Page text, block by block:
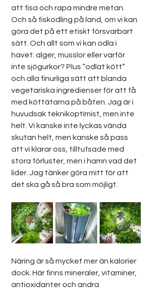
att fisa och rapa mindre metan.
Och så fiskodling på land, om vi kan
göra det på ett etiskt försvarbart
sätt. Och allt som vi kan odla i
havet: alger, musslor eller varför
inte sjögurkor? Plus ”odlat kött”
och alla finurliga sätt att blanda
vegetariska ingredienser för att få
med köttätarna på båten. Jag är i
huvudsak teknikoptimist, men inte
helt. Vi kanske inte lyckas vända
skutan helt, men kanske så pass
att vi klarar oss, tilltufsade med
stora förluster, men i hamn vad det
lider. Jag tänker göra mitt för att
det ska gå så bra som möjligt.
Näring är så mycket mer än kalorier
dock. Här finns mineraler, vitaminer,
antioxidanter och andra